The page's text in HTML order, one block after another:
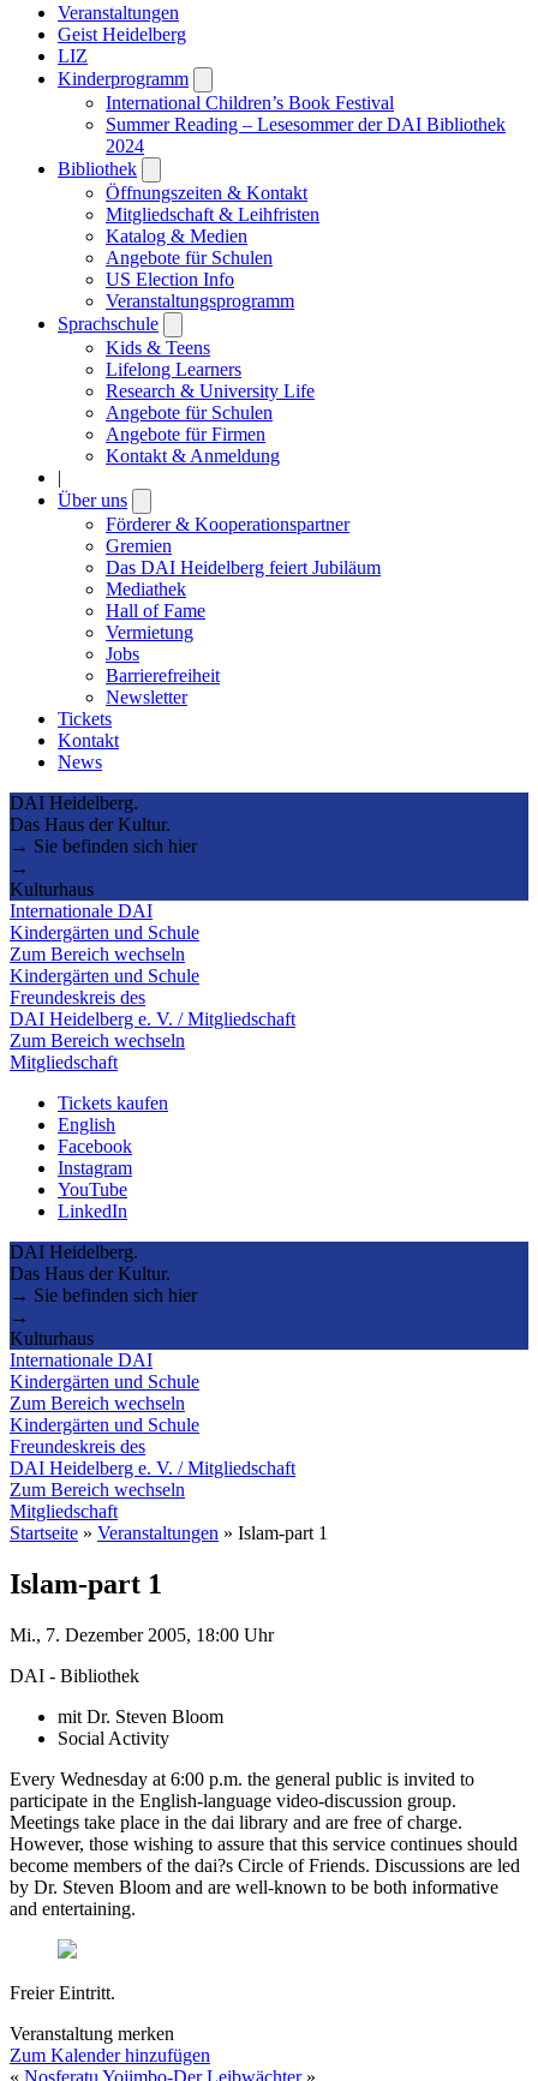
Veranstaltungen
Geist Heidelberg
LIZ
Kinderprogramm
submenu
International Children’s Book Festival
Summer Reading – Lesesommer der DAI Bibliothek
2024
Bibliothek
submenu
Öffnungszeiten & Kontakt
Mitgliedschaft & Leihfristen
Katalog & Medien
Angebote für Schulen
US Election Info
Veranstaltungsprogramm
Sprachschule
submenu
Kids & Teens
Lifelong Learners
Research & University Life
Angebote für Schulen
Angebote für Firmen
Kontakt & Anmeldung
|
Über uns
submenu
Förderer & Kooperationspartner
Gremien
Das DAI Heidelberg feiert Jubiläum
Mediathek
Hall of Fame
Vermietung
Jobs
Barrierefreiheit
Newsletter
Tickets
Kontakt
News
DAI Heidelberg.
Das Haus der Kultur.
→ Sie befinden sich hier
→
Kulturhaus
Internationale DAI
Kindergärten und Schule
Zum Bereich wechseln
Kindergärten und Schule
Freundeskreis des
DAI Heidelberg e. V. / Mitgliedschaft
Zum Bereich wechseln
Mitgliedschaft
Tickets kaufen
English
Facebook
Instagram
YouTube
LinkedIn
DAI Heidelberg.
Das Haus der Kultur.
→ Sie befinden sich hier
→
Kulturhaus
Internationale DAI
Kindergärten und Schule
Zum Bereich wechseln
Kindergärten und Schule
Freundeskreis des
DAI Heidelberg e. V. / Mitgliedschaft
Zum Bereich wechseln
Mitgliedschaft
Startseite » Veranstaltungen » Islam-part 1
Islam-part 1
Mi., 7. Dezember 2005, 18:00 Uhr
DAI - Bibliothek
mit Dr. Steven Bloom
Social Activity
Every Wednesday at 6:00 p.m. the general public is invited to
participate in the English-language video-discussion group.
Meetings take place in the dai library and are free of charge.
However, those wishing to assure that this service continues should
become members of the dai?s Circle of Friends. Discussions are led
by Dr. Steven Bloom and are well-known to be both informative
and entertaining.
Freier Eintritt.
Veranstaltung merken
Zum Kalender hinzufügen
« Nosferatu Yojimbo-Der Leibwächter»